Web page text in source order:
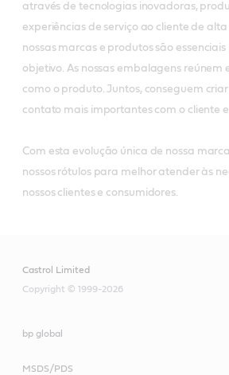
através de tecnologias inovadoras,
experiências de serviço ao cliente de
nossas marcas e produtos são
objetivo. As nossas embalagens reúnem
como o produto. Juntos, conseguem
contato mais importantes com o cliente
Com esta evolução única de nossa
nossos rótulos para melhor atender às
nossos clientes e consumidores.
Castrol Limited
Copyright © 1999-2026
bp global
MSDS/PDS